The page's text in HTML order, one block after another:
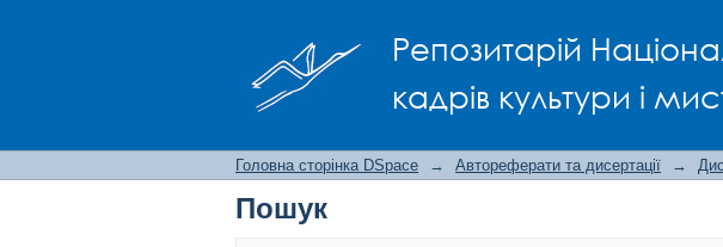
Репозитарій
кадрів культури і
Головна сторінка DSpace → Автореферати та дисертації →
Пошук